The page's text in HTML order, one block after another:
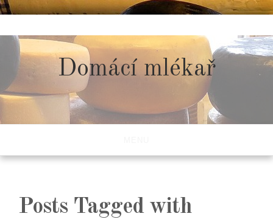
to
content
Domácí mlékař
Posts Tagged with